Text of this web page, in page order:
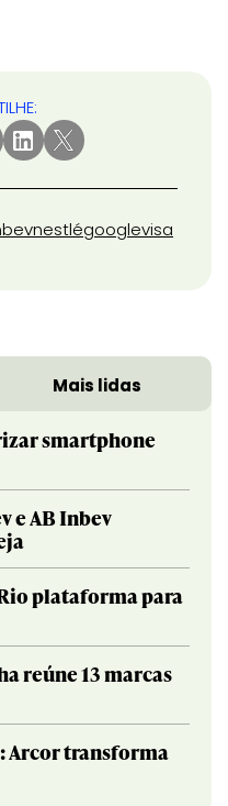
nestlégooglevisa
Mais lidas
smartphone
e AB Inbev
plataforma para
reúne 13 marcas
Arcor transforma